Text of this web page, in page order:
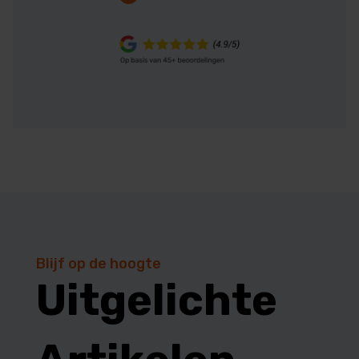
Blijf op de hoogte
Uitgelichte